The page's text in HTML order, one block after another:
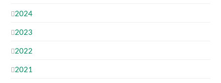
2024
2023
2022
2021